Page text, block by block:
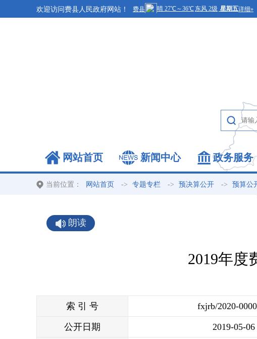
欢迎访问费县人民政府网站！
网站首页 新闻中心 政务服务
当前位置： 网站首页 -> 专题专栏 -> 预决算公开 -> 预算公
朗读
2019年度
索 引 号 fxjrb/2020-
公开日期 2019-05-06